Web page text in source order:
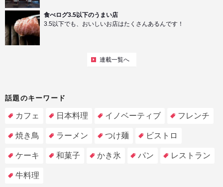
食べログ3.5以下のうまい店
3.5以下でも、おいしいお店はたくさんあるんです！
連載一覧へ
話題のキーワード
カフェ 日本料理 イノベーティブ フレンチ
焼き鳥 ラーメン つけ麺 ビストロ
ケーキ 和菓子 かき氷 パン レストラン
牛料理